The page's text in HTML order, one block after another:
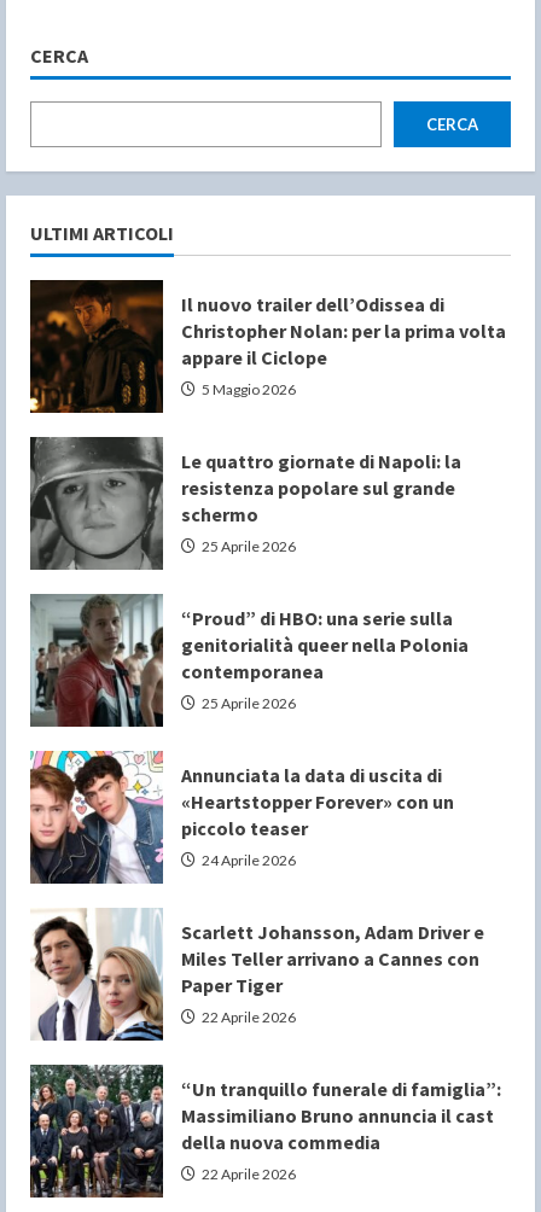
CERCA
CERCA
ULTIMI ARTICOLI
Il nuovo trailer dell’Odissea di
Christopher Nolan: per la prima volta
appare il Ciclope
5 Maggio 2026
Le quattro giornate di Napoli: la
resistenza popolare sul grande
schermo
25 Aprile 2026
“Proud” di HBO: una serie sulla
genitorialità queer nella Polonia
contemporanea
25 Aprile 2026
Annunciata la data di uscita di
«Heartstopper Forever» con un
piccolo teaser
24 Aprile 2026
Scarlett Johansson, Adam Driver e
Miles Teller arrivano a Cannes con
Paper Tiger
22 Aprile 2026
“Un tranquillo funerale di famiglia”:
Massimiliano Bruno annuncia il cast
della nuova commedia
22 Aprile 2026